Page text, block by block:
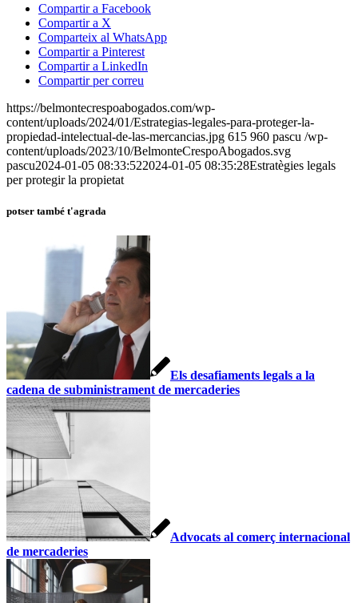
Compartir a Facebook
Compartir a X
Comparteix al WhatsApp
Compartir a Pinterest
Compartir a LinkedIn
Compartir per correu
https://belmontecrespoabogados.com/wp-
content/uploads/2024/01/Estrategias-legales-para-proteger-la-
propiedad-intelectual-de-las-mercancias.jpg 615 960 pascu /wp-
content/uploads/2023/10/BelmonteCrespoAbogados.svg
pascu2024-01-05 08:33:522024-01-05 08:35:28Estratègies legals
per protegir la propietat
potser també t'agrada
Els desafiaments legals a la
cadena de subministrament de mercaderies
Advocats al comerç internacional
de mercaderies